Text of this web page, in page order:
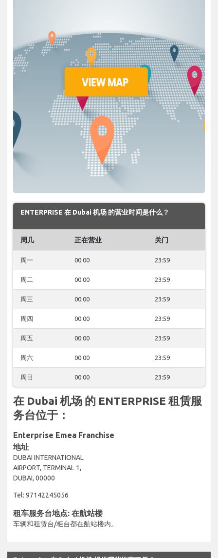
ENTERPRISE 在 Dubai 机场 的营业时间是什么？
周几 正在营业 关门
周一 00:00 23:59
周二 00:00 23:59
周三 00:00 23:59
周四 00:00 23:59
周五 00:00 23:59
周六 00:00 23:59
周日 00:00 23:59
在 Dubai 机场 的 ENTERPRISE 租赁服
务台位于：
Enterprise Emea Franchise
地址
DUBAI INTERNATIONAL
AIRPORT, TERMINAL 1,
DUBAI, 00000
Tel: 97142245056
租车服务台地点: 在航站楼
车辆和租赁台/柜台都在航站楼内。